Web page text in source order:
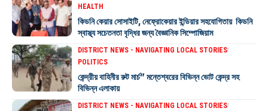
HEALTH
কিডনি কেয়ার সোসাইটি, নেফ্রোকেয়ার ইন্ডিয়ার সহযোগিতায় কিডনি
স্বাস্থ্য সচেতনতা বৃদ্ধির জন্য বৈজ্ঞানিক সিম্পোজিয়াম
DISTRICT NEWS - NAVIGATING LOCAL STORIES
POLITICS
কেন্দ্রীয় বাহিনীর রুট মার্চ” মন্তেশ্বরের বিভিন্ন ভোট কেন্দ্র সহ
বিভিন্ন এলাকায়
DISTRICT NEWS - NAVIGATING LOCAL STORIES